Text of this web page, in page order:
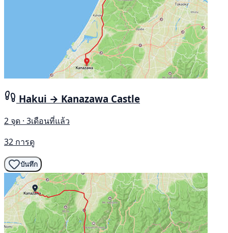
Hakui → Kanazawa Castle
2 จุด · 3เดือนที่แล้ว
32 การดู
บันทึก